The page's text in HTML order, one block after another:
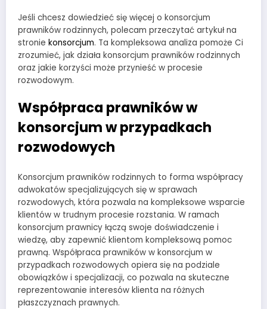
Jeśli chcesz dowiedzieć się więcej o konsorcjum
prawników rodzinnych, polecam przeczytać artykuł na
stronie konsorcjum. Ta kompleksowa analiza pomoże Ci
zrozumieć, jak działa konsorcjum prawników rodzinnych
oraz jakie korzyści może przynieść w procesie
rozwodowym.
Współpraca prawników w
konsorcjum w przypadkach
rozwodowych
Konsorcjum prawników rodzinnych to forma współpracy
adwokatów specjalizujących się w sprawach
rozwodowych, która pozwala na kompleksowe wsparcie
klientów w trudnym procesie rozstania. W ramach
konsorcjum prawnicy łączą swoje doświadczenie i
wiedzę, aby zapewnić klientom kompleksową pomoc
prawną. Współpraca prawników w konsorcjum w
przypadkach rozwodowych opiera się na podziale
obowiązków i specjalizacji, co pozwala na skuteczne
reprezentowanie interesów klienta na różnych
płaszczyznach prawnych.